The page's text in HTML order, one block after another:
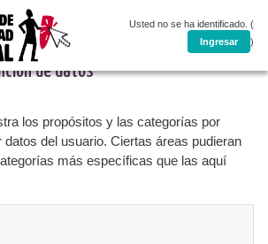
Usted no se ha identificado. (
Ingresar
)
de datos
los propósitos y las categorías por
datos del usuario. Ciertas áreas pudieran
más específicas que las aquí